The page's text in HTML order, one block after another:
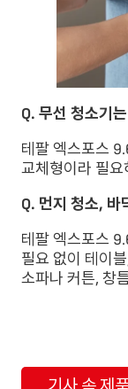
Q. 무선 청소기
테팔 엑스포스
교체형이라 필
Q. 먼지 청소, 바
테팔 엑스포스
필요 없이 테이
소파나 커튼, 창